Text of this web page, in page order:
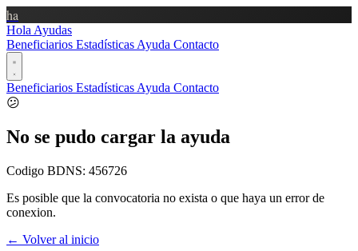
ha
Hola Ayudas
Beneficiarios Estadísticas Ayuda Contacto
Beneficiarios Estadísticas Ayuda Contacto
😕
No se pudo cargar la ayuda
Codigo BDNS: 456726
Es posible que la convocatoria no exista o que haya un error de
conexion.
← Volver al inicio